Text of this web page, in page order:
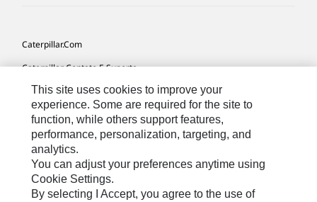
Caterpillar.com
Caterpillar Contato E Suporte
Minhas Preferências De Marketing
Mapa Do Local
Cookie Settings
Legal
Privacidade
This site uses cookies to improve your
experience. Some are required for the site to
function, while others support features,
performance, personalization, targeting, and
analytics.
You can adjust your preferences anytime using
Cookie Settings.
By selecting I Accept, you agree to the use of